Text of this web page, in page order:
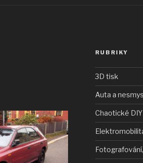
RUBRIKY
3D tisk
Auta a
Chaotické